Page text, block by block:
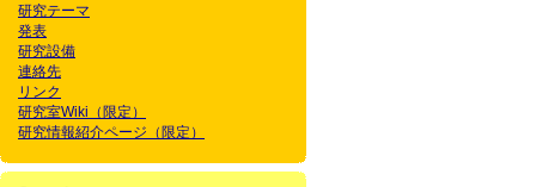
研究テーマ
発表
研究設備
連絡先
リンク
研究室Wiki（限定）
研究情報紹介ページ（限定）